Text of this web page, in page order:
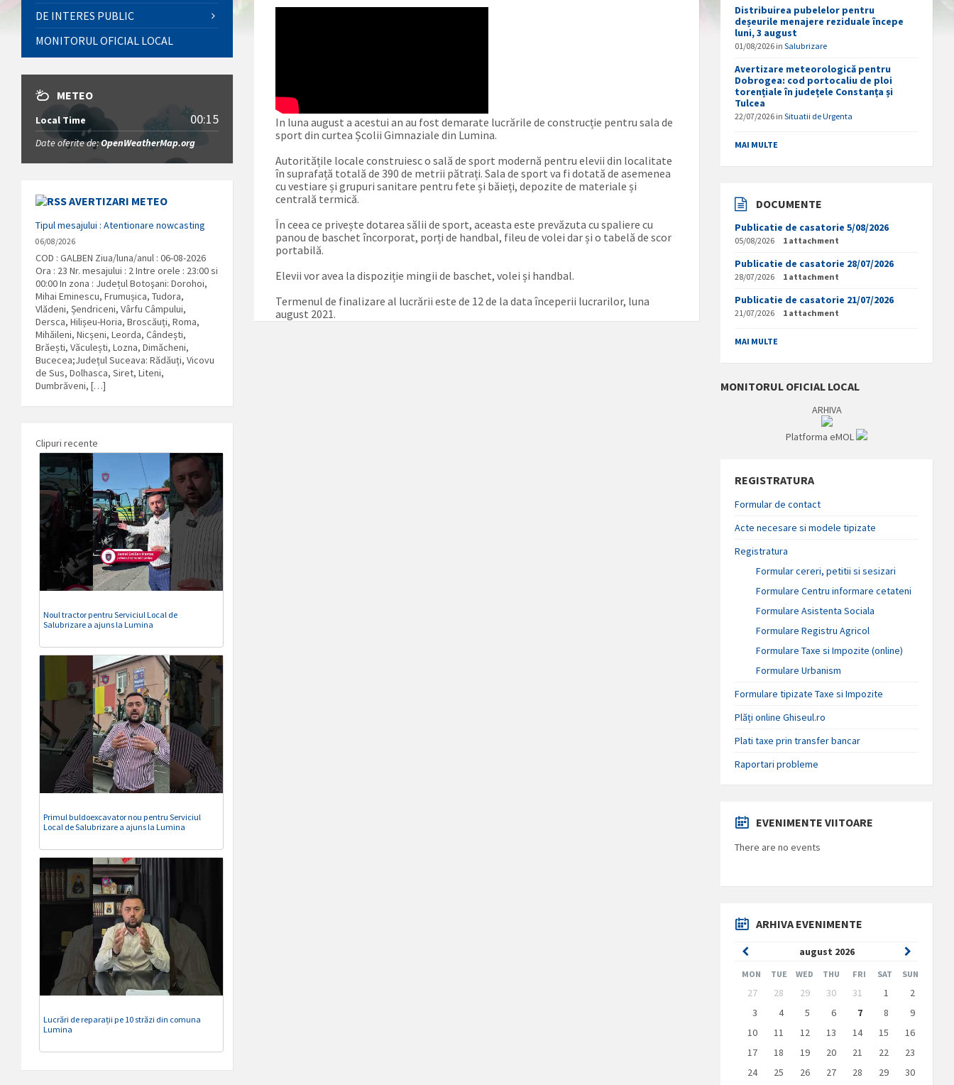
In luna august a acestui an au fost demarate lucrările de construcție pentru sala de
sport din curtea Școlii Gimnaziale din Lumina.
Autoritățile locale construiesc o sală de sport modernă pentru elevii din localitate
în suprafață totală de 390 de metrii pătrați. Sala de sport va fi dotată de asemenea
cu vestiare și grupuri sanitare pentru fete și băieți, depozite de materiale și
centrală termică.
În ceea ce privește dotarea sălii de sport, aceasta este prevăzuta cu spaliere cu
panou de baschet încorporat, porți de handbal, fileu de volei dar și o tabelă de scor
portabilă.
Elevii vor avea la dispoziție mingii de baschet, volei și handbal.
Termenul de finalizare al lucrării este de 12 de la data începerii lucrarilor, luna
august 2021.
DE INTERES PUBLIC
MONITORUL OFICIAL LOCAL
METEO
Local Time 00:15
Date oferite de:OpenWeatherMap.org
AVERTIZARI METEO
Tipul mesajului : Atentionare nowcasting
06/08/2026
COD : GALBEN Ziua/luna/anul : 06-08-2026
Ora : 23 Nr. mesajului : 2 Intre orele : 23:00 si
00:00 In zona : Județul Botoşani: Dorohoi,
Mihai Eminescu, Frumușica, Tudora,
Vlădeni, Șendriceni, Vârfu Câmpului,
Dersca, Hilișeu-Horia, Broscăuți, Roma,
Mihăileni, Nicșeni, Leorda, Cândești,
Brăești, Văculești, Lozna, Dimăcheni,
Bucecea;Județul Suceava: Rădăuți, Vicovu
de Sus, Dolhasca, Siret, Liteni,
Dumbrăveni, […]
Clipuri recente
Noul tractor pentru Serviciul Local de
Salubrizare a ajuns la Lumina
Primul buldoexcavator nou pentru Serviciul
Local de Salubrizare a ajuns la Lumina
Lucrări de reparații pe 10 străzi din comuna
Lumina
Distribuirea pubelelor pentru
deșeurile menajere reziduale începe
luni, 3 august
01/08/2026 inSalubrizare
Avertizare meteorologică pentru
Dobrogea: cod portocaliu de ploi
torențiale în județele Constanța și
Tulcea
22/07/2026 inSituatii de Urgenta
MAI MULTE
DOCUMENTE
Publicatie de casatorie 5/08/2026
05/08/2026 1 attachment
Publicatie de casatorie 28/07/2026
28/07/2026 1 attachment
Publicatie de casatorie 21/07/2026
21/07/2026 1 attachment
MAI MULTE
MONITORUL OFICIAL LOCAL
ARHIVA
Platforma eMOL
REGISTRATURA
Formular de contact
Acte necesare si modele tipizate
Registratura
Formular cereri, petitii si sesizari
Formulare Centru informare cetateni
Formulare Asistenta Sociala
Formulare Registru Agricol
Formulare Taxe si Impozite (online)
Formulare Urbanism
Formulare tipizate Taxe si Impozite
Plăți online Ghiseul.ro
Plati taxe prin transfer bancar
Raportari probleme
EVENIMENTE VIITOARE
There are no events
ARHIVA EVENIMENTE
august 2026
Previous
Month
Next
Month
MON TUE WED THU FRI SAT SUN
Skip
calendar
days
27 28 29 30 31 1
2
3
4 5 6 7 8
9
10
11 12 13 14 15
16
17
18 19 20 21 22
23
24
25 26 27 28 29
30